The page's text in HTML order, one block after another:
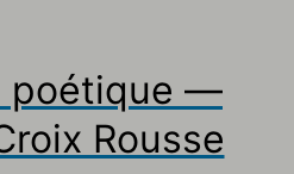
poétique —
Rousse